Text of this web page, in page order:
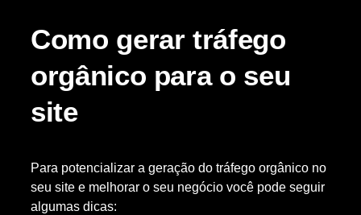
Como gerar tráfego
orgânico para o seu
site
Para potencializar a geração do tráfego orgânico no
seu site e melhorar o seu negócio você pode seguir
algumas dicas: